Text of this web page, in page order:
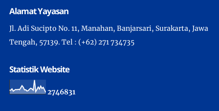
Alamat Yayasan
Jl. Adi Sucipto No. 11, Manahan, Banjarsari, Surakarta, Jawa
Tengah, 57139. Tel : (+62) 271 734735
Statistik Website
2746831